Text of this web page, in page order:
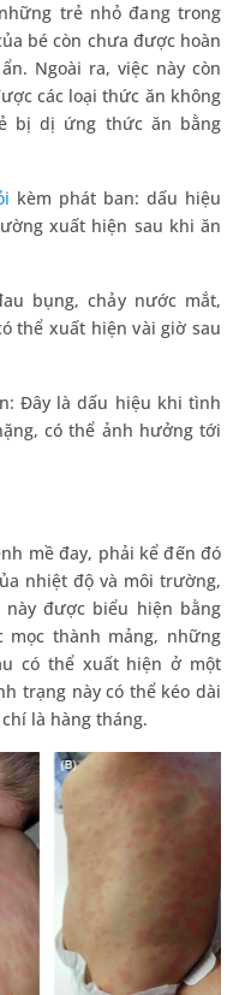
trẻ nhỏ đang trong
bé còn chưa được hoàn
Ngoài ra, việc này còn
các loại thức ăn không
bị dị ứng thức ăn bằng
kèm phát ban: dấu hiệu
xuất hiện sau khi ăn
bụng, chảy nước mắt,
thể xuất hiện vài giờ sau
Đây là dấu hiệu khi tình
có thể ảnh hưởng tới
mề đay, phải kể đến đó
nhiệt độ và môi trường,
này được biểu hiện bằng
mọc thành mảng, những
có thể xuất hiện ở một
trạng này có thể kéo dài
là hàng tháng.